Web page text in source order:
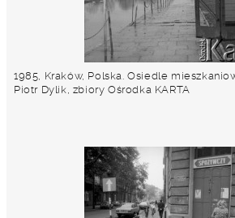
1985, Kraków, Polska. Osiedle
Piotr Dylik, zbiory Ośrodka KARTA